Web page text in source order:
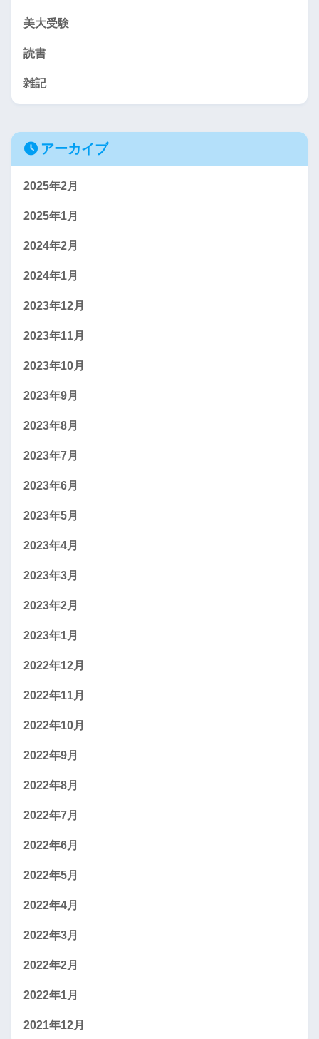
美大受験
読書
雑記
アーカイブ
2025年2月
2025年1月
2024年2月
2024年1月
2023年12月
2023年11月
2023年10月
2023年9月
2023年8月
2023年7月
2023年6月
2023年5月
2023年4月
2023年3月
2023年2月
2023年1月
2022年12月
2022年11月
2022年10月
2022年9月
2022年8月
2022年7月
2022年6月
2022年5月
2022年4月
2022年3月
2022年2月
2022年1月
2021年12月